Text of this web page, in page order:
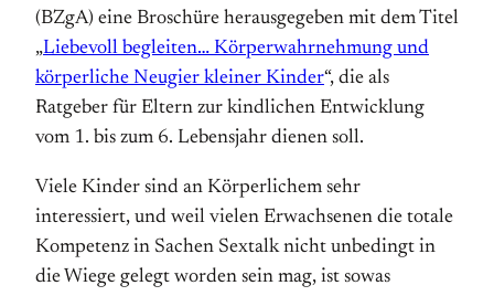
(BZgA) eine Broschüre herausgegeben mit dem Titel
„Liebevoll begleiten… Körperwahrnehmung und
körper­liche Neugier kleiner Kinder“, die als
Ratgeber für Eltern zur kindlichen Entwicklung
vom 1. bis zum 6. Lebensjahr dienen soll.
Viele Kinder sind an Körperlichem sehr
interessiert, und weil vielen Erwachsenen die totale
Kompetenz in Sachen Sextalk nicht unbedingt in
die Wiege gelegt worden sein mag, ist sowas